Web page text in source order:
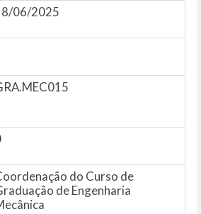
06/2025
do Curso de
de Engenharia